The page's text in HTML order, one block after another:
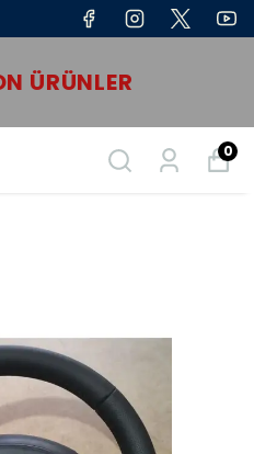
ÜRÜNLER
0